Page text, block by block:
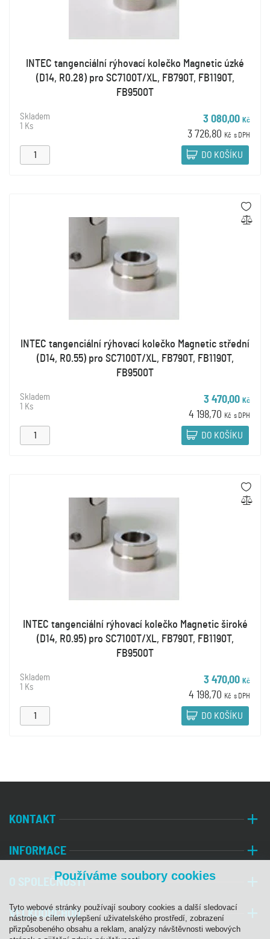
INTEC tangenciální rýhovací kolečko Magnetic úzké
(D14, R0.28) pro SC7100T/XL, FB790T, FB1190T,
FB9500T
Skladem
1 Ks
3 080,00 Kč
3 726,80 Kč s DPH
DO KOŠÍKU
INTEC tangenciální rýhovací kolečko Magnetic střední
(D14, R0.55) pro SC7100T/XL, FB790T, FB1190T,
FB9500T
Skladem
1 Ks
3 470,00 Kč
4 198,70 Kč s DPH
DO KOŠÍKU
INTEC tangenciální rýhovací kolečko Magnetic široké
(D14, R0.95) pro SC7100T/XL, FB790T, FB1190T,
FB9500T
Skladem
1 Ks
3 470,00 Kč
4 198,70 Kč s DPH
DO KOŠÍKU
KONTAKT
INFORMACE
O SPOLEČNOSTI
VELKOOBCHOD
Používáme soubory cookies
Tyto webové stránky používají soubory cookies a další sledovací
nástroje s cílem vylepšení uživatelského prostředí, zobrazení
přizpůsobeného obsahu a reklam, analýzy návštěvnosti webových